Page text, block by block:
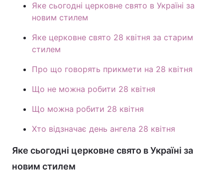
Відео з Youtube
Інтерв'ю Думки
Послуги
Яке сьогодні церковне свято в Україні за
новим стилем
Яке церковне свято 28 квітня за старим
стилем
Про що говорять прикмети на 28 квітня
Що не можна робити 28 квітня
Що можна робити 28 квітня
Хто відзначає день ангела 28 квітня
Яке сьогодні церковне свято в Україні за
новим стилем